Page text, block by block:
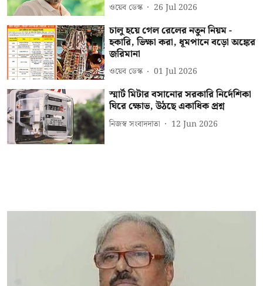
ওয়েব ডেস্ক 26 Jul 2026
চালু হয়ে গেল রেলের নতুন নিয়ম -
হকারি, ভিক্ষা করা, ধূমপানে বড়ো অঙ্কের
জরিমানা
ওয়েব ডেস্ক 01 Jul 2026
স্মার্ট মিটার বসানোর সরকারি নির্দেশিকা
ঘিরে ক্ষোভ, উঠছে একাধিক প্রশ্ন
নিজস্ব সংবাদদাতা 12 Jun 2026